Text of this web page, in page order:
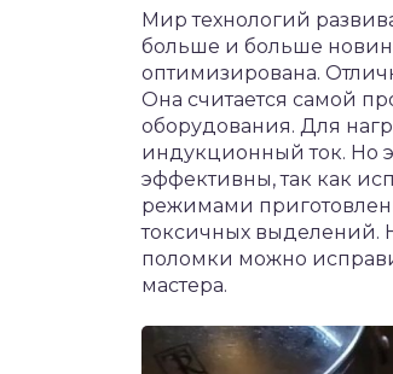
Мир технологий
больше и больше
оптимизирована.
Она считается самой
оборудования. Для
индукционный ток. Но
эффективны, так как
режимами
токсичных выделений.
поломки можно
мастера.